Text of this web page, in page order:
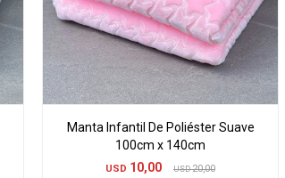
Manta Infantil De Poliéster Suave
100cm x 140cm
USD 10,00 USD 20,00